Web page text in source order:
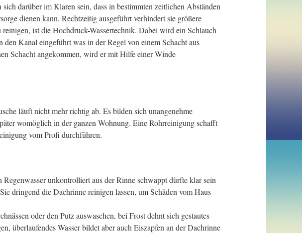
darüber im Klaren sein, dass in bestimmten zeitlichen Abständen
dienen kann. Rechtzeitig ausgeführt verhindert sie größere
ist die Hochdruck-Wassertechnik. Dabei wird ein Schlauch
den Kanal eingeführt was in der Regel von einem Schacht aus
Schacht angekommen, wird er mit Hilfe einer Winde
läuft nicht mehr richtig ab. Es bilden sich unangenehme
womöglich in der ganzen Wohnung. Eine Rohrreinigung schafft
vom Profi durchführen.
unkontrolliert aus der Rinne schwappt dürfte klar sein
dringend die Dachrinne reinigen lassen, um Schäden vom Haus
oder den Putz auswaschen, bei Frost dehnt sich gestautes
überlaufendes Wasser bildet aber auch Eiszapfen an der Dachrinne